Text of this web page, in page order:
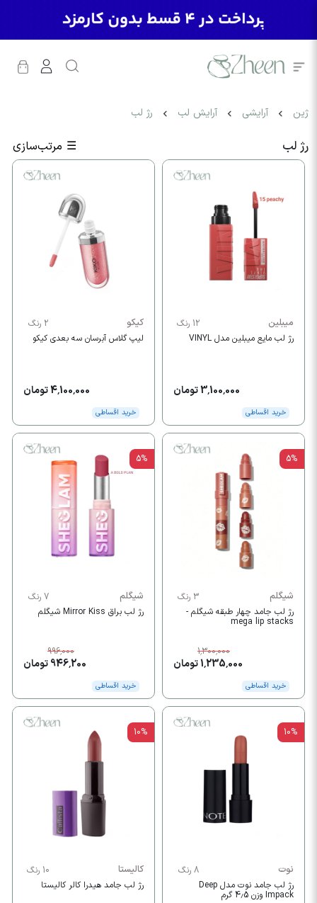
ژین آرایشی آرایش لب رژ لب
رژ لب ☰ مرتب‌سازی
میبلین
12 رنگ
رژ لب مایع میبلین مدل VINYL
3,100,000 تومان
خرید اقساطی
کیکو
2 رنگ
لیپ گلاس آبرسان سه بعدی کیکو
4,100,000 تومان
خرید اقساطی
5%
شیگلم
3 رنگ
رژ لب جامد چهار طبقه شیگلم -
mega lip stacks
1,300,000
1,235,000 تومان
خرید اقساطی
5%
شیگلم
7 رنگ
رژ لب براق Mirror Kiss شیگلم
996,000
946,200 تومان
خرید اقساطی
10%
نوت
8 رنگ
رژ لب جامد نوت مدل Deep
Impack وزن 4.5 گرم
10%
کالیستا
10 رنگ
رژ لب جامد هیدرا کالر کالیستا